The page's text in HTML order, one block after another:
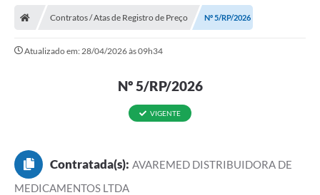
Contratos / Atas de Registro de Preço Nº 5/RP/2026
Atualizado em: 28/04/2026 às 09h34
Nº 5/RP/2026
VIGENTE
Contratada(s): AVAREMED DISTRIBUIDORA DE
MEDICAMENTOS LTDA